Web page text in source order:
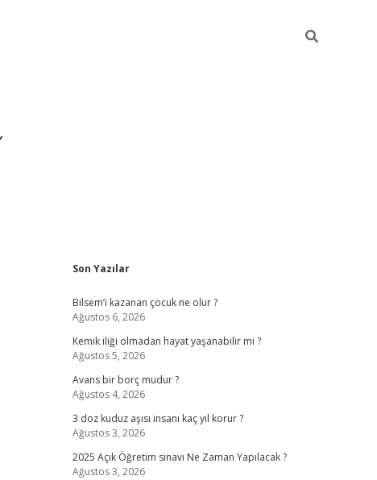
Sidebar
Son Yazılar
Bilsem’i kazanan çocuk ne olur ?
Ağustos 6, 2026
Kemik iliği olmadan hayat yaşanabilir mi ?
Ağustos 5, 2026
Avans bir borç mudur ?
Ağustos 4, 2026
3 doz kuduz aşısı insanı kaç yıl korur ?
Ağustos 3, 2026
2025 Açık Öğretim sınavı Ne Zaman Yapılacak ?
Ağustos 3, 2026